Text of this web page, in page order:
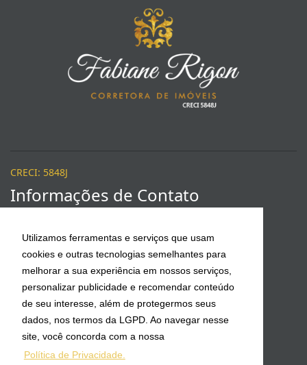
Utilizamos ferramentas e serviços que usam
cookies e outras tecnologias semelhantes para
melhorar a sua experiência em nossos serviços,
personalizar publicidade e recomendar conteúdo
de seu interesse, além de protegermos seus
dados, nos termos da LGPD. Ao navegar nesse
site, você concorda com a nossa
Política de Privacidade.
CRECI: 5848J
Informações de Contato
Fabiane Rigon Corretora de Imóveis - 5848J
fabianerigonvendas@gmail.com
(47) 3368-0543 / 99977-5275 VIVO
Vendas - Fabiane
(47) 99977-5275